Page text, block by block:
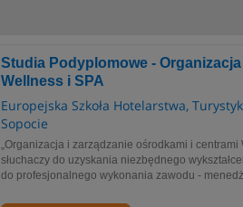
Studia Podyplomowe -
Wellness i SPA
Europejska Szkoła Hotelarstwa,
Sopocie
„Organizacja i zarządzanie ośrodkami i
słuchaczy do uzyskania niezbędnego
do profesjonalnego wykonania zawodu -